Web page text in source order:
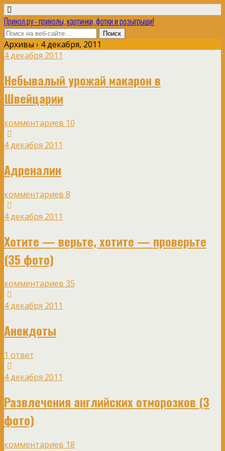
Прикол.ру - приколы, картинки, фотки и розыгрыши!
Архивы › 4 декабря, 2011
4 декабря 2011
Небывалый урожай макарон в
Швейцарии
комментариев 10
4 декабря 2011
Адреналин
комментариев 8
4 декабря 2011
Хотите — верьте, хотите — проверьте
(35 фото)
комментариев 35
4 декабря 2011
Анекдоты
1 ответ
4 декабря 2011
Развлечения английских отморозков (3
фото)
комментариев 18